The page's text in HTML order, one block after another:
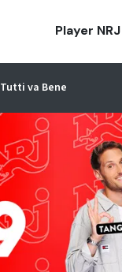
Player NRJ
Tutti va Bene